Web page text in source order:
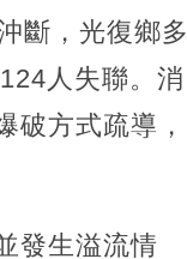
斷，光復鄉多
人失聯。消
破方式疏導，
發生溢流情